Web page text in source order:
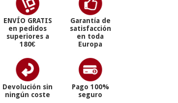
ENVÍO GRATIS
en pedidos
superiores a
180€
Garantía de
satisfacción
en toda
Europa
Devolución sin
ningún coste
Pago 100%
seguro